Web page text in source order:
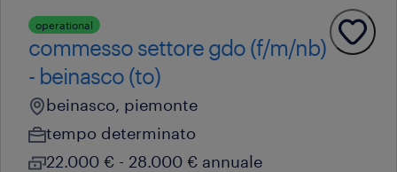
operational
commesso settore gdo (f/m/nb)
- beinasco (to)
beinasco, piemonte
tempo determinato
22.000 € - 28.000 € annuale